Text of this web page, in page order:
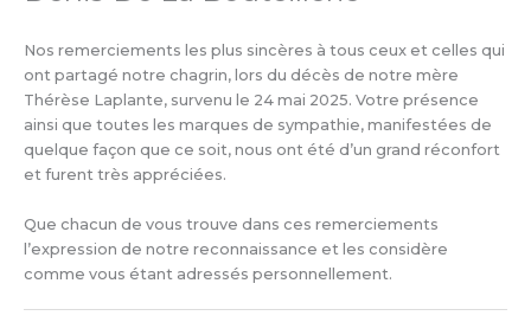
Nos remerciements les plus sincères à tous ceux et celles qui
ont partagé notre chagrin, lors du décès de notre mère
Thérèse Laplante, survenu le 24 mai 2025. Votre présence
ainsi que toutes les marques de sympathie, manifestées de
quelque façon que ce soit, nous ont été d’un grand réconfort
et furent très appréciées.
Que chacun de vous trouve dans ces remerciements
l’expression de notre reconnaissance et les considère
comme vous étant adressés personnellement.